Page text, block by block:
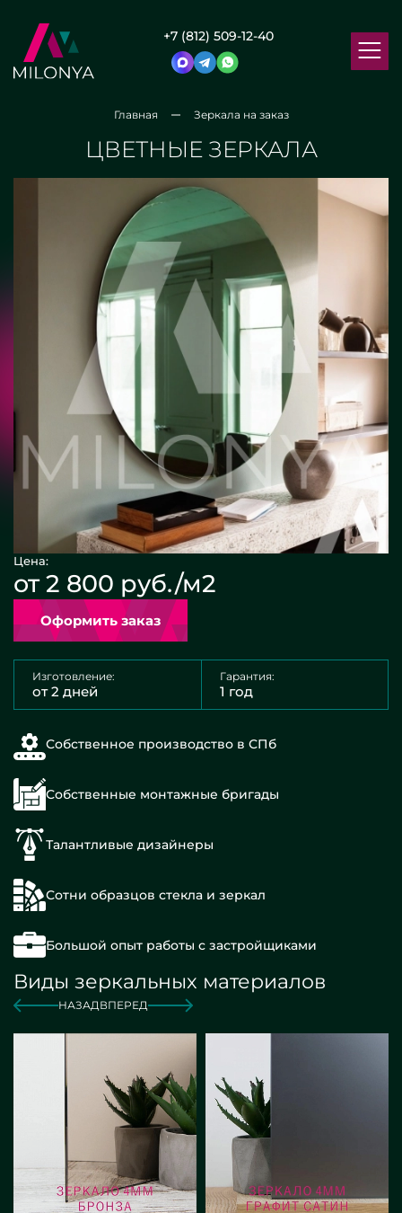
+7 (812) 509-12-40
Главная Зеркала на заказ
ЦВЕТНЫЕ ЗЕРКАЛА
Цена:
от 2 800 руб./м2
Оформить заказ
Изготовление:
от 2 дней
Гарантия:
1 год
Собственное производство в СПб
Собственные монтажные бригады
Талантливые дизайнеры
Сотни образцов стекла и зеркал
Большой опыт работы с застройщиками
Виды зеркальных материалов
НАЗАДВПЕРЕД